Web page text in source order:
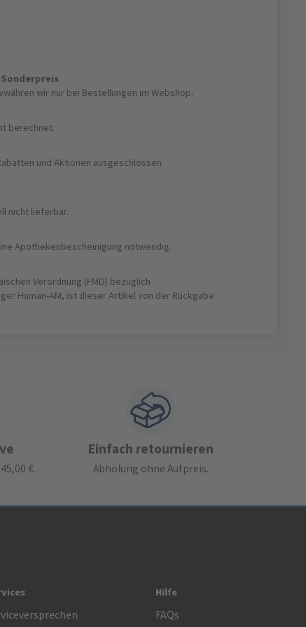
wir nur bei Bestellungen im Webshop.
berechnet.
und Aktionen ausgeschlossen.
nicht lieferbar.
Apothekenbescheinigung notwendig.
Verordnung (FMD) bezüglich
Human-AM, ist dieser Artikel von der Rückgabe
€.
Einfach retournieren
Abholung ohne Aufpreis.
Hilfe
FAQs